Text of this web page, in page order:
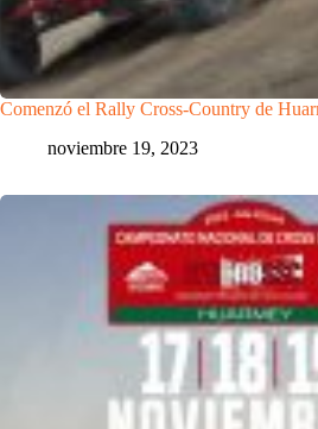
Comenzó el Rally Cross-Country de
noviembre 19, 2023